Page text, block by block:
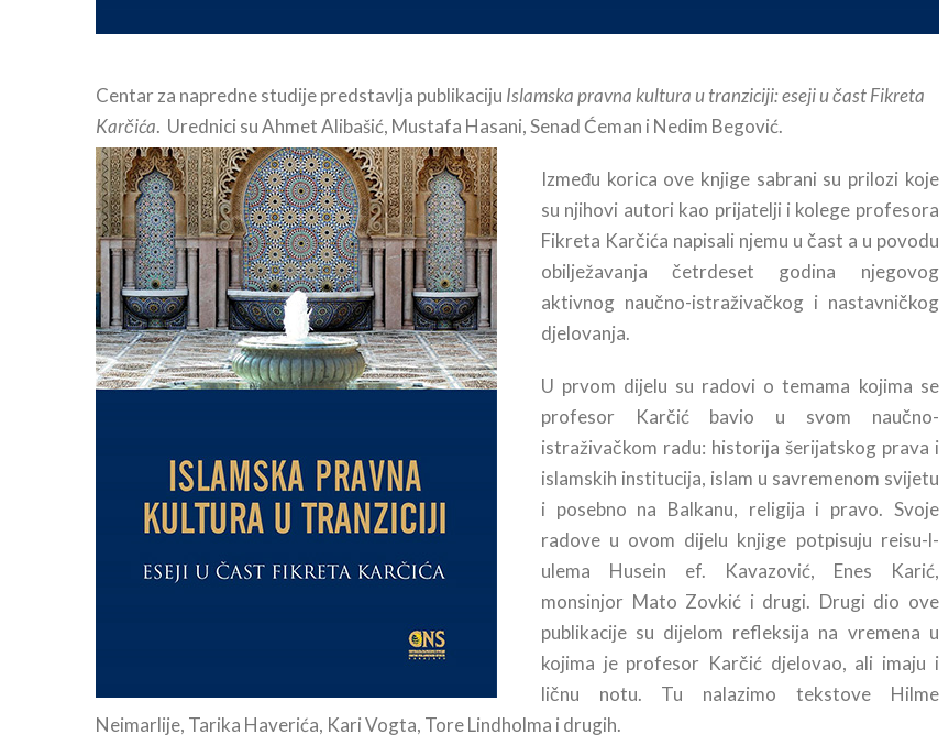
Centar za napredne studije predstavlja publikaciju Islamska pravna kultura u tranziciji: eseji u čast Fikreta
Karčića. Urednici su Ahmet Alibašić, Mustafa Hasani, Senad Ćeman i Nedim Begović.
Između korica ove knjige sabrani su prilozi koje
su njihovi autori kao prijatelji i kolege profesora
Fikreta Karčića napisali njemu u čast a u povodu
obilježavanja četrdeset godina njegovog
aktivnog naučno-istraživačkog i nastavničkog
djelovanja.
U prvom dijelu su radovi o temama kojima se
profesor Karčić bavio u svom naučno-
istraživačkom radu: historija šerijatskog prava i
islamskih institucija, islam u savremenom svijetu
i posebno na Balkanu, religija i pravo. Svoje
radove u ovom dijelu knjige potpisuju reisu-l-
ulema Husein ef. Kavazović, Enes Karić,
monsinjor Mato Zovkić i drugi. Drugi dio ove
publikacije su dijelom refleksija na vremena u
kojima je profesor Karčić djelovao, ali imaju i
ličnu notu. Tu nalazimo tekstove Hilme
Neimarlije, Tarika Haverića, Kari Vogta, Tore Lindholma i drugih.